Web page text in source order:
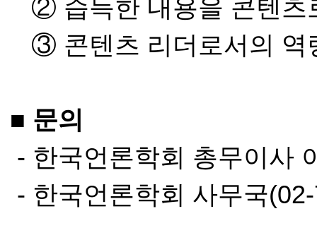
② 습득한 내용을 콘텐츠
③ 콘텐츠 리더로서의 역
■ 문의
- 한국언론학회 총무이사
- 한국언론학회 사무국